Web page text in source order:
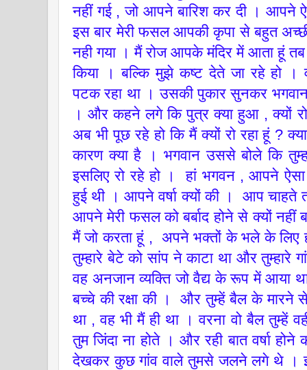
नहीं गई , जो आपने बारिश कर दी । आपने
इस बार मेरी फसल आपकी कृपा से बहुत
नही गया । मैं रोज आपके मंदिर में आता हूं
किया । बल्कि मुझे कष्ट देते जा रहे हो ।
पटक रहा था । उसकी पुकार सुनकर भगवान
। और कहने लगे कि पुत्र क्या हुआ , क्यों
अब भी पूछ रहे हो कि मैं क्यों रो रहा हूं ?
कारण क्या है । भगवान उससे बोले कि
इसलिए रो रहे हो । हां भगवन , आपने
हुई थी । आपने वर्षा क्यों की । आप चाहते
आपने मेरी फसल को बर्बाद होने से क्यों
मैं जो करता हूं , अपने भक्तों के भले के लिए
तुम्हारे बेटे को सांप ने काटा था और तुम्हारे
वह अनजान व्यक्ति जो वैद्य के रूप में आया
बच्चे की रक्षा की । और तुम्हें बैल के मारने
था , वह भी मैं ही था । वरना वो बैल तुम्हें
तुम जिंदा ना होते । और रही बात वर्षा
देखकर कुछ गांव वाले तुमसे जलने लगे थे ।